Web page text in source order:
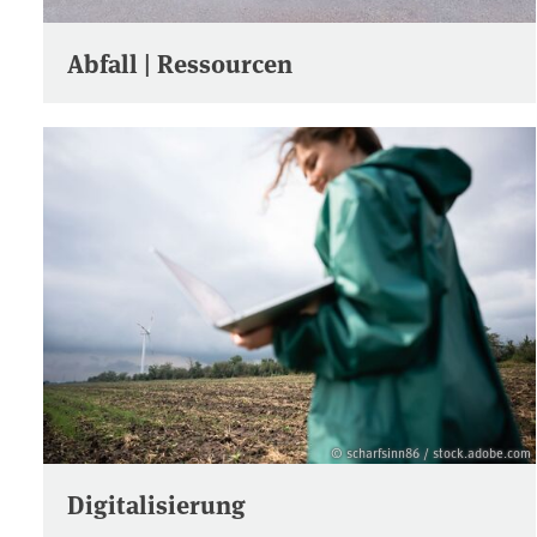
Abfall | Ressourcen
© scharfsinn86 / stock.adobe.com
Digitalisierung